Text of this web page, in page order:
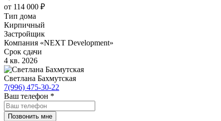
от 114 000 ₽
Тип дома
Кирпичный
Застройщик
Компания «NEXT Development»
Срок сдачи
4 кв. 2026
Светлана Бахмутская
7(996) 475-30-22
Ваш телефон *